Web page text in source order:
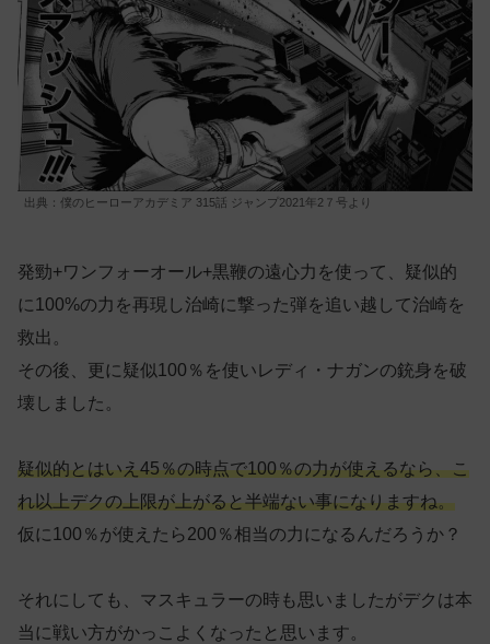
出典：僕のヒーローアカデミア 315話 ジャンプ2021年2７号より
発勁+ワンフォーオール+黒鞭の遠心力を使って、疑似的
に100%の力を再現し治崎に撃った弾を追い越して治崎を
救出。
その後、更に疑似100％を使いレディ・ナガンの銃身を破
壊しました。
疑似的とはいえ45％の時点で100％の力が使えるなら、こ
れ以上デクの上限が上がると半端ない事になりますね。
仮に100％が使えたら200％相当の力になるんだろうか？
それにしても、マスキュラーの時も思いましたがデクは本
当に戦い方がかっこよくなったと思います。